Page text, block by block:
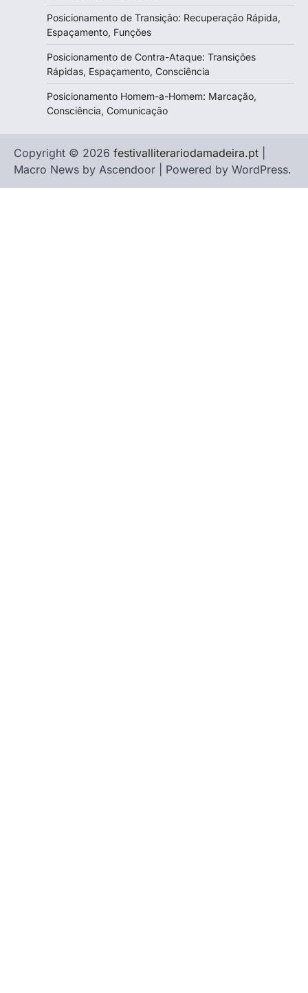
Posicionamento de Transição: Recuperação Rápida,
Espaçamento, Funções
Posicionamento de Contra-Ataque: Transições
Rápidas, Espaçamento, Consciência
Posicionamento Homem-a-Homem: Marcação,
Consciência, Comunicação
Copyright © 2026 festivalliterariodamadeira.pt
Macro News by Ascendoor | Powered by WordPress.